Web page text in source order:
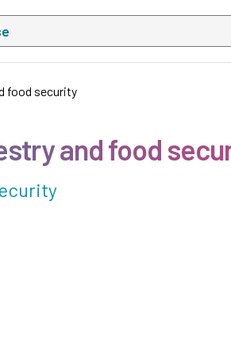
kommer att visas i en lista under
food security
and food